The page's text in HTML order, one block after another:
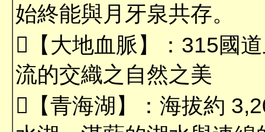
始終能與月牙泉共存。
【大地血脈】：315國
流的交織之自然之美
【青海湖】：海拔約